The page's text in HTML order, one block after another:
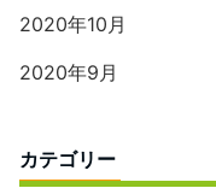
2020年10月
2020年9月
カテゴリー